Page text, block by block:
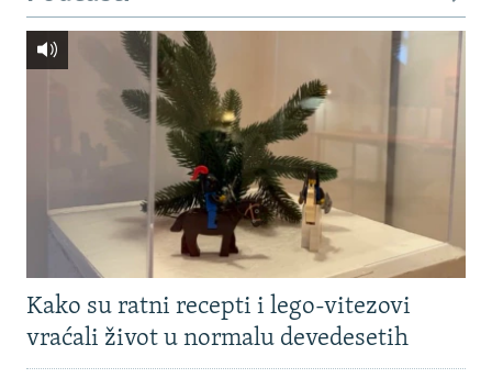
Kako su ratni recepti i lego-vitezovi
vraćali život u normalu devedesetih